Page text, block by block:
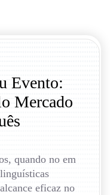
Evento:
Mercado
quando no em
eficaz no